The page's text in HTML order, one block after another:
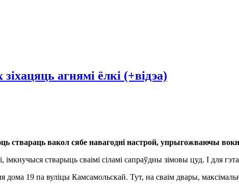
агнямі ёлкі (+відэа)
ствараць вакол сябе навагодні настрой, упрыгожваючы
стварыць сваімі сіламі сапраўдны зімовы цуд. І для
дома 19 па вуліцы Камсамольскай. Тут, на сваім двары,